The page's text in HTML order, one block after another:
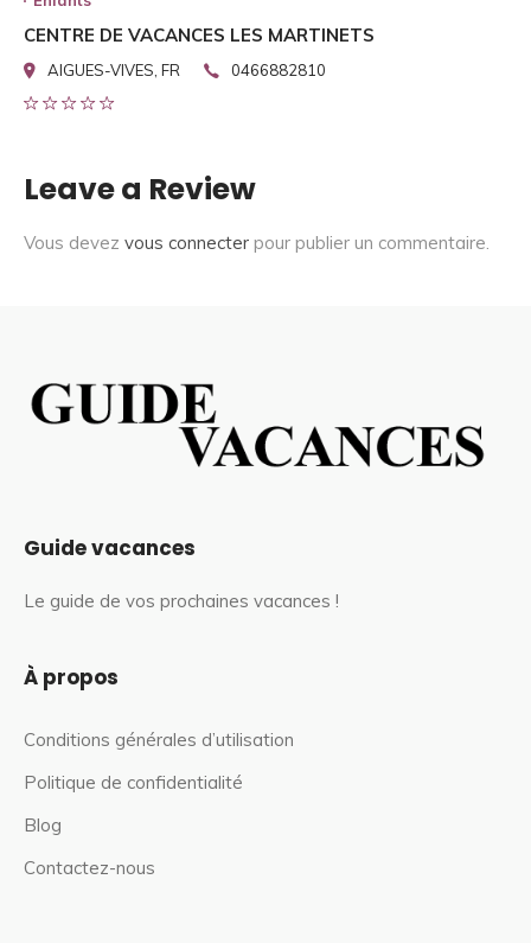
CENTRE DE VACANCES LES MARTINETS
AIGUES-VIVES, FR 0466882810
Leave a Review
Vous devez vous connecter pour publier un commentaire.
Guide vacances
Le guide de vos prochaines vacances !
À propos
Conditions générales d’utilisation
Politique de confidentialité
Blog
Contactez-nous